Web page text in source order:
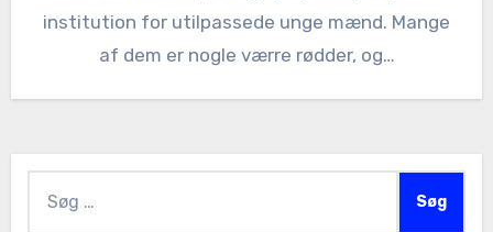
institution for utilpassede unge mænd. Mange
af dem er nogle værre rødder, og…
efter: